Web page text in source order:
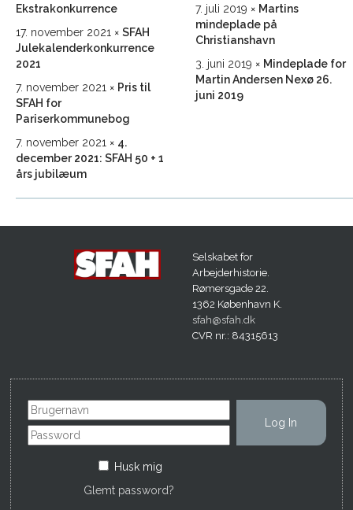
Ekstrakonkurrence
17. november 2021
SFAH
Julekalenderkonkurrence
2021
7. november 2021
Pris til
SFAH for
Pariserkommunebog
7. november 2021
4.
december 2021: SFAH 50 + 1
års jubilæum
7. juli 2019
Martins
mindeplade på
Christianshavn
3. juni 2019
Mindeplade for
Martin Andersen Nexø 26.
juni 2019
Selskabet for
Arbejderhistorie.
Rømersgade 22.
1362 København K.
sfah@sfah.dk
CVR nr.: 84315613
Husk mig
Glemt password?